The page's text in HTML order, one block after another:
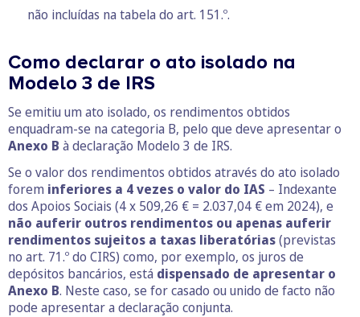
não incluídas na tabela do art. 151.º.
Como declarar o ato isolado na
Modelo 3 de IRS
Se emitiu um ato isolado, os rendimentos obtidos
enquadram-se na categoria B, pelo que deve apresentar o
Anexo B à declaração Modelo 3 de IRS.
Se o valor dos rendimentos obtidos através do ato isolado
forem inferiores a 4 vezes o valor do IAS – Indexante
dos Apoios Sociais (4 x 509,26 € = 2.037,04 € em 2024), e
não auferir outros rendimentos ou apenas auferir
rendimentos sujeitos a taxas liberatórias(previstas
no art. 71.º do CIRS) como, por exemplo, os juros de
depósitos bancários, está dispensado de apresentar o
Anexo B. Neste caso, se for casado ou unido de facto não
pode apresentar a declaração conjunta.